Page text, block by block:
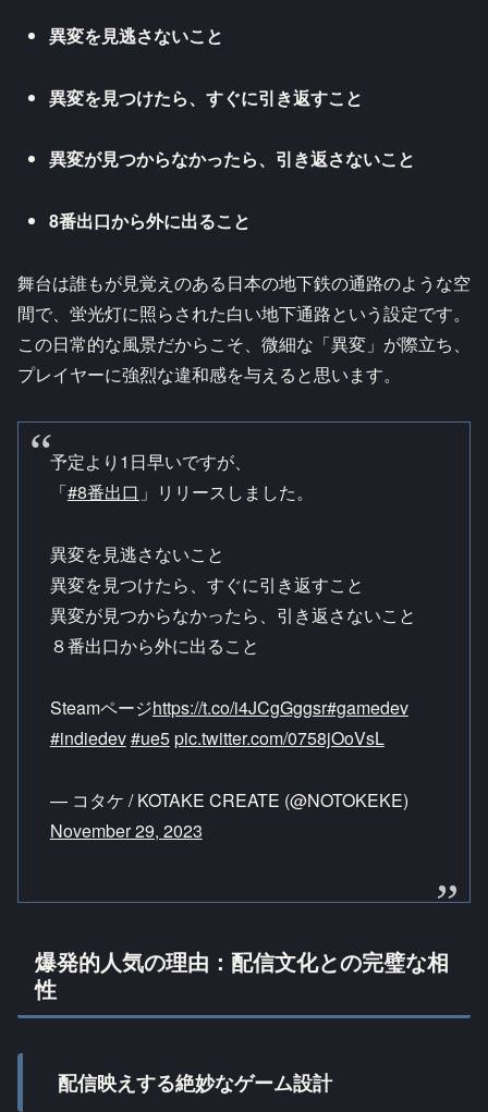
異変を見逃さないこと
異変を見つけたら、すぐに引き返すこと
異変が見つからなかったら、引き返さないこと
8番出口から外に出ること
舞台は誰もが見覚えのある日本の地下鉄の通路のような空
間で、蛍光灯に照らされた白い地下通路という設定です。
この日常的な風景だからこそ、微細な「異変」が際立ち、
プレイヤーに強烈な違和感を与えると思います。
予定より1日早いですが、
「#8番出口 」リリースしました。
異変を見逃さないこと
異変を見つけたら、すぐに引き返すこと
異変が見つからなかったら、引き返さないこと
８番出口から外に出ること
Steamページhttps://t.co/i4JCgGggsr#gamedev
#indiedev#ue5pic.twitter.com/0758jOoVsL
— コタケ / KOTAKE CREATE (@NOTOKEKE)
November 29, 2023
爆発的人気の理由：配信文化との完璧な相
性
配信映えする絶妙なゲーム設計